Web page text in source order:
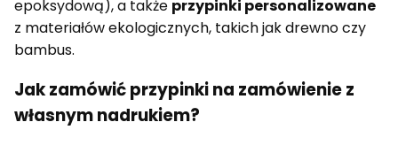
epoksydową), a także przypinki personalizowane
z materiałów ekologicznych, takich jak drewno czy
bambus.
Jak zamówić przypinki na zamówienie z
własnym nadrukiem?